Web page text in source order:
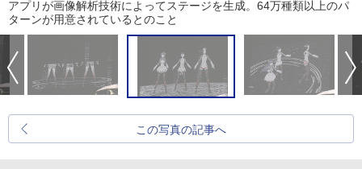
アプリが画像解析技術によってステージを生成。64万種類以上のパ
ターンが用意されているとのこと
この写真の記事へ